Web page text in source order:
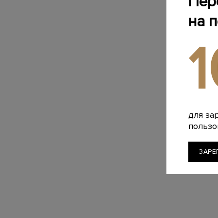
на
для